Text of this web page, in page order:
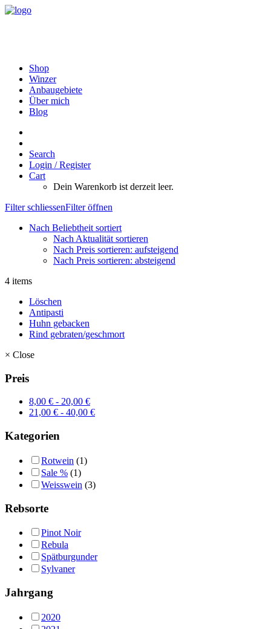
Shop
Winzer
Anbaugebiete
Über mich
Blog
Search
Login / Register
Cart
Dein Warenkorb ist derzeit leer.
Filter schliessenFilter öffnen
Nach Beliebtheit sortiert
Nach Aktualität sortieren
Nach Preis sortieren: aufsteigend
Nach Preis sortieren: absteigend
4 items
Löschen
Antipasti
Huhn gebacken
Rind gebraten/geschmort
× Close
Preis
8,00 € - 20,00 €
21,00 € - 40,00 €
Kategorien
Rotwein (1)
Sale % (1)
Weisswein (3)
Rebsorte
Pinot Noir
Rebula
Spätburgunder
Sylvaner
Jahrgang
2020